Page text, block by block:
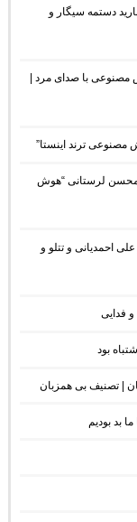
دستمه سیگار و
مصنوعی با صدای مرد |
محسن لرستانی “هوش
احمدیانی و تتلو و
و فدایی
بود
| تصنیف بی همزبان
بد بودیم